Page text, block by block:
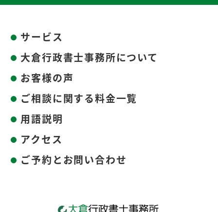
サービス
大倉行政書士事務所について
お客様の声
ご相談に関する料金一覧
用語説明
アクセス
ご予約とお問い合わせ